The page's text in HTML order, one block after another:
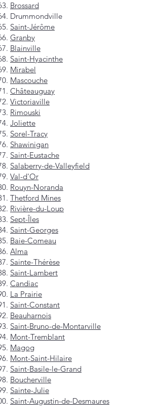
Brossard
Drummondville
Saint-Jérôme
Granby
Blainville
Saint-Hyacinthe
Mirabel
Mascouche
Châteauguay
Victoriaville
Rimouski
Joliette
Sorel-Tracy
Shawinigan
Saint-Eustache
Salaberry-de-Valleyfield
Val-d'Or
Rouyn-Noranda
Thetford Mines
Rivière-du-Loup
Sept-Îles
Saint-Georges
Baie-Comeau
Alma
Sainte-Thérèse
Saint-Lambert
Candiac
La Prairie
Saint-Constant
Beauharnois
Saint-Bruno-de-Montarville
Mont-Tremblant
Magog
Mont-Saint-Hilaire
Saint-Basile-le-Grand
Boucherville
Sainte-Julie
Saint-Augustin-de-Desmaures